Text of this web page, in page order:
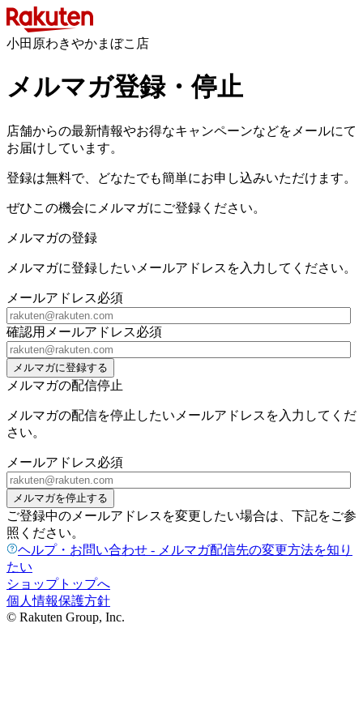
小田原わきやかまぼこ店
メルマガ登録・停止
店舗からの最新情報やお得なキャンペーンなどをメールにて
お届けしています。
登録は無料で、どなたでも簡単にお申し込みいただけます。
ぜひこの機会にメルマガにご登録ください。
メルマガの登録
メルマガに登録したいメールアドレスを入力してください。
メールアドレス必須
確認用メールアドレス必須
メルマガに登録する
メルマガの配信停止
メルマガの配信を停止したいメールアドレスを入力してくだ
さい。
メールアドレス必須
メルマガを停止する
ご登録中のメールアドレスを変更したい場合は、下記をご参
照ください。
ヘルプ・お問い合わせ - メルマガ配信先の変更方法を知り
たい
ショップトップへ
個人情報保護方針
© Rakuten Group, Inc.